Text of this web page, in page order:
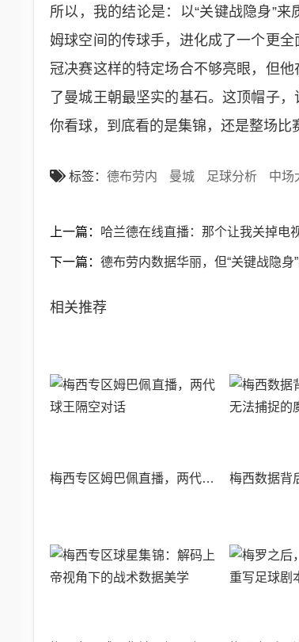
所以，我的结论是：以“关键战隐身”
姆球空间的传球手，进化成了一个更
冠决赛这样的特定场合不够亮眼，但
了曼城王朝最坚实的基石。这顶帽子
你看球，到底看的是集锦，还是整场比
标签： 德布劳内 曼城 足球分析 中场
上一篇： 哈兰德在线直播：那个让我关掉电
下一篇： 德布劳内数据华丽，但“关键战隐身
相关推荐
梅西专区姆巴佩直播，两代球王隔空对话